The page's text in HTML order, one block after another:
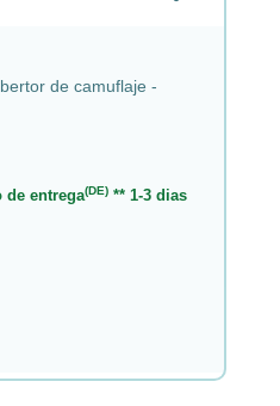
de camuflaje -
de entrega(DE) ** 1-3 dias